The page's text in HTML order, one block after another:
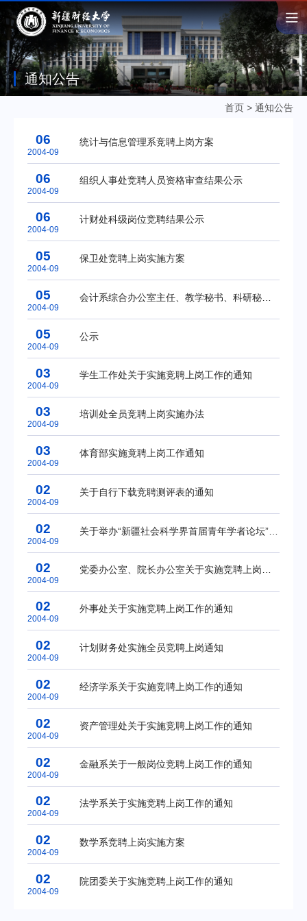
通知公告
首页 > 通知公告
06
2004-09
统计与信息管理系竞聘上岗方案
06
2004-09
组织人事处竞聘人员资格审查结果公示
06
2004-09
计财处科级岗位竞聘结果公示
05
2004-09
保卫处竞聘上岗实施方案
05
2004-09
05
2004-09
公示
03
2004-09
学生工作处关于实施竞聘上岗工作的通知
03
2004-09
培训处全员竞聘上岗实施办法
03
2004-09
体育部实施竟聘上岗工作通知
02
2004-09
关于自行下载竞聘测评表的通知
02
2004-09
02
2004-09
党委办公室、院长办公室关于实施竞聘上岗工作的通知
02
2004-09
外事处关于实施竞聘上岗工作的通知
02
2004-09
计划财务处实施全员竞聘上岗通知
02
2004-09
经济学系关于实施竞聘上岗工作的通知
02
2004-09
资产管理处关于实施竞聘上岗工作的通知
02
2004-09
金融系关于一般岗位竞聘上岗工作的通知
02
2004-09
法学系关于实施竞聘上岗工作的通知
02
2004-09
数学系竞聘上岗实施方案
02
2004-09
院团委关于实施竞聘上岗工作的通知